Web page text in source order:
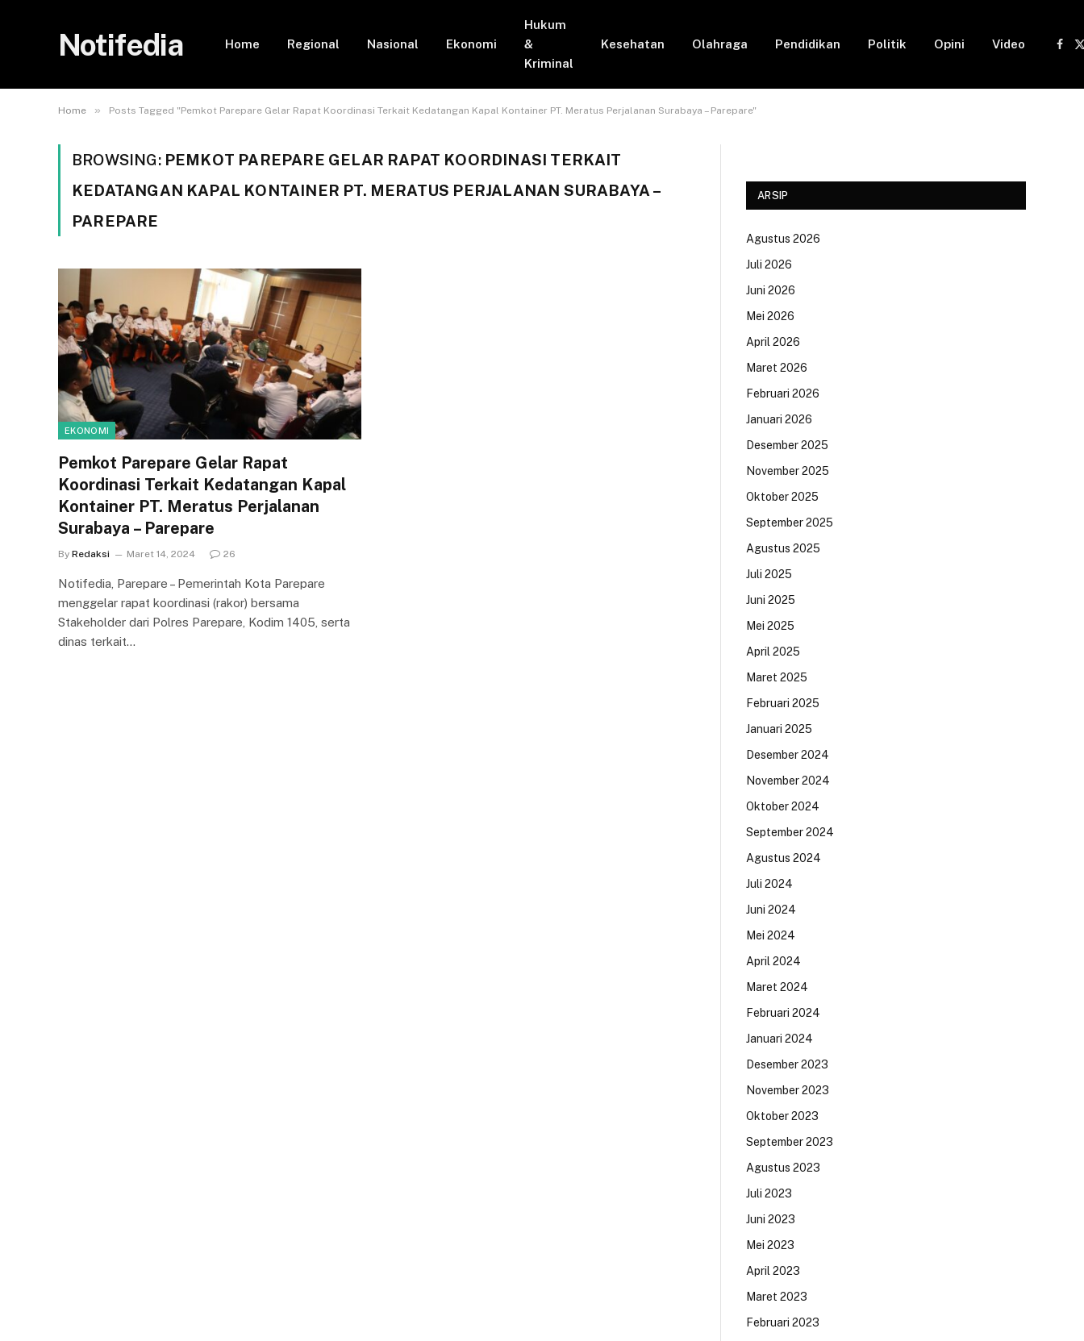
Notifedia Home Regional Nasional Ekonomi
Hukum
&
Kriminal
Kesehatan Olahraga Pendidikan Politik Opini Video
Home » Posts Tagged "Pemkot Parepare Gelar Rapat Koordinasi Terkait Kedatangan Kapal Kontainer PT. Meratus Perjalanan Surabaya – Parepare"
BROWSING: PEMKOT PAREPARE GELAR RAPAT KOORDINASI TERKAIT
KEDATANGAN KAPAL KONTAINER PT. MERATUS PERJALANAN SURABAYA –
PAREPARE
EKONOMI
Pemkot Parepare Gelar Rapat
Koordinasi Terkait Kedatangan Kapal
Kontainer PT. Meratus Perjalanan
Surabaya – Parepare
By Redaksi Maret 14, 2024 26
Notifedia, Parepare – Pemerintah Kota Parepare
menggelar rapat koordinasi (rakor) bersama
Stakeholder dari Polres Parepare, Kodim 1405, serta
dinas terkait…
ARSIP
Agustus 2026
Juli 2026
Juni 2026
Mei 2026
April 2026
Maret 2026
Februari 2026
Januari 2026
Desember 2025
November 2025
Oktober 2025
September 2025
Agustus 2025
Juli 2025
Juni 2025
Mei 2025
April 2025
Maret 2025
Februari 2025
Januari 2025
Desember 2024
November 2024
Oktober 2024
September 2024
Agustus 2024
Juli 2024
Juni 2024
Mei 2024
April 2024
Maret 2024
Februari 2024
Januari 2024
Desember 2023
November 2023
Oktober 2023
September 2023
Agustus 2023
Juli 2023
Juni 2023
Mei 2023
April 2023
Maret 2023
Februari 2023